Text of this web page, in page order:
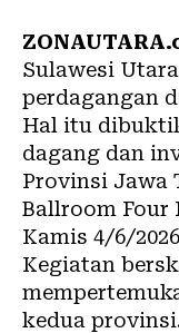
Sulawesi
perdagangan
Hal itu
dagang dan
Provinsi Jawa
Ballroom Four
Kamis 4/6/
Kegiatan
kedua